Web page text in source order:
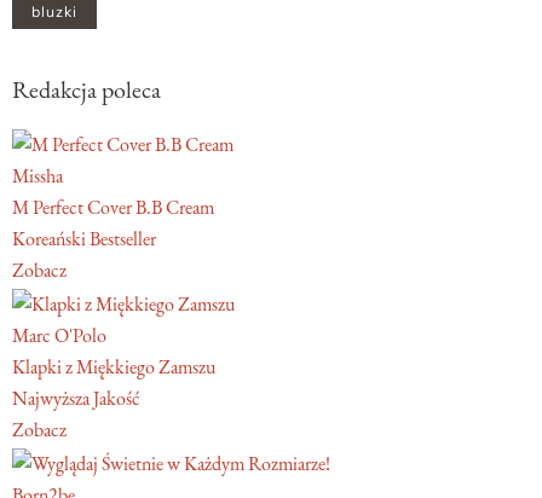
bluzki
Redakcja poleca
Missha
M Perfect Cover B.B Cream
Koreański Bestseller
Zobacz
Marc O'Polo
Klapki z Miękkiego Zamszu
Najwyższa Jakość
Zobacz